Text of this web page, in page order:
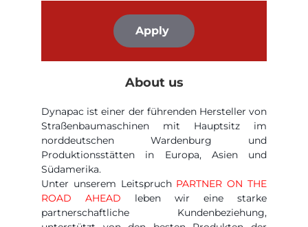
Apply
About us
Dynapac ist einer der führenden Hersteller von
Straßenbaumaschinen mit Hauptsitz im
norddeutschen Wardenburg und
Produktionsstätten in Europa, Asien und
Südamerika.
Unter unserem Leitspruch PARTNERON THE
ROAD AHEAD
leben wir eine starke
partnerschaftliche Kundenbeziehung,